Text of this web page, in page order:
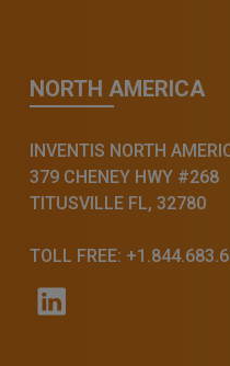
NORTH AMERICA
INVENTIS NORTH
379 CHENEY HWY #268
TITUSVILLE FL, 32780
TOLL FREE: